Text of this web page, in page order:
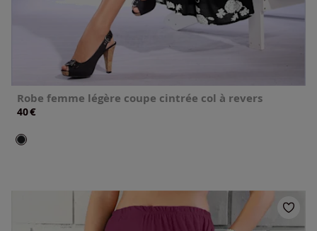
Robe femme légère coupe cintrée col à revers
40€